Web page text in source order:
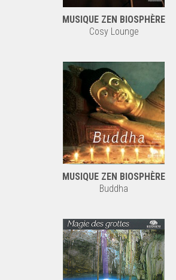
MUSIQUE ZEN BIOSPHÈRE
Cosy Lounge
MUSIQUE ZEN BIOSPHÈRE
Buddha